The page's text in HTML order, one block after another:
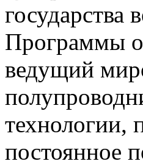
государства
Программы
ведущий
технологии,
постоянное